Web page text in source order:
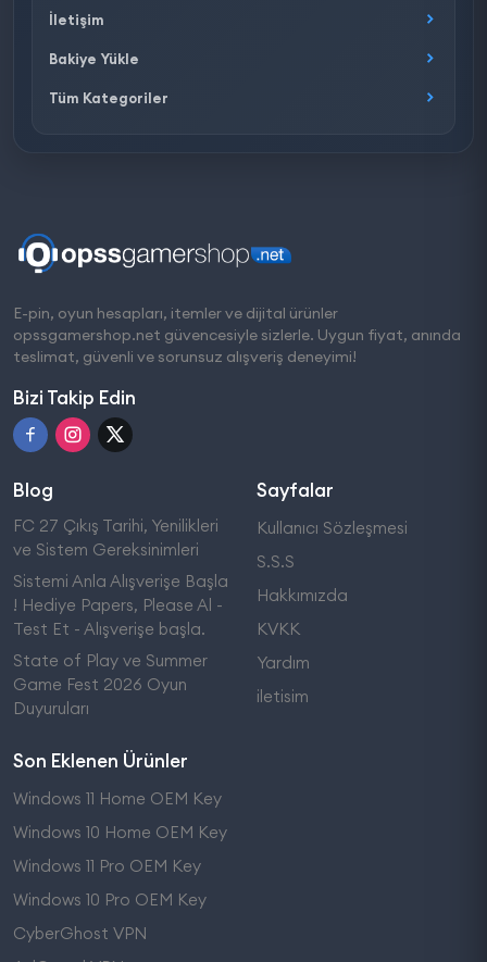
İletişim
Bakiye Yükle
Tüm Kategoriler
E-pin, oyun hesapları, itemler ve dijital ürünler
opssgamershop.net güvencesiyle sizlerle. Uygun fiyat, anında
teslimat, güvenli ve sorunsuz alışveriş deneyimi!
Bizi Takip Edin
Blog
FC 27 Çıkış Tarihi, Yenilikleri
ve Sistem Gereksinimleri
Sistemi Anla Alışverişe Başla
! Hediye Papers, Please Al -
Test Et - Alışverişe başla.
State of Play ve Summer
Game Fest 2026 Oyun
Duyuruları
Sayfalar
Kullanıcı Sözleşmesi
S.S.S
Hakkımızda
KVKK
Yardım
iletisim
Son Eklenen Ürünler
Windows 11 Home OEM Key
Windows 10 Home OEM Key
Windows 11 Pro OEM Key
Windows 10 Pro OEM Key
CyberGhost VPN